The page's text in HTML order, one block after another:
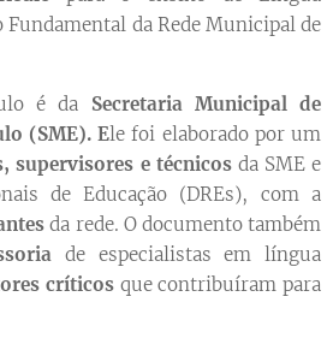
da Rede Municipal de
é da Secretaria Municipal de
(SME). Ele foi elaborado por um
supervisores e técnicosda SME e
de Educação (DREs), com a
da rede. O documento também
de especialistas em língua
críticosque contribuíram para